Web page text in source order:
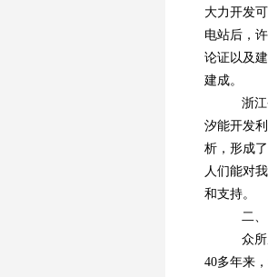
大力开发
电站后，
论证以及
建成。
浙江
汐能开发
析，形成
人们能对
和支持。
二、
众所
40多年来